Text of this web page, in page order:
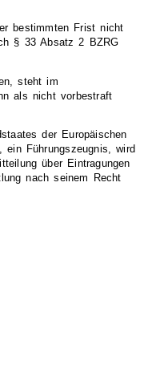
bestimmten Frist nicht
§ 33 Absatz 2 BZRG
steht im
als nicht vorbestraft
der Europäischen
ein Führungszeugnis, wird
über Eintragungen
nach seinem Recht